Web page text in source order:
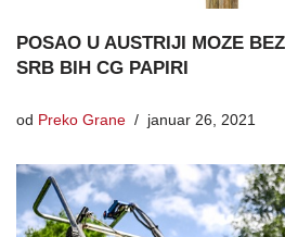
POSAO U AUSTRIJI MOZE
SRB BIH CG PAPIRI
od Preko Grane januar 26, 2021